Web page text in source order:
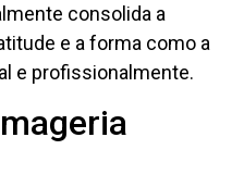
consolida a
e a forma como a
e profissionalmente.